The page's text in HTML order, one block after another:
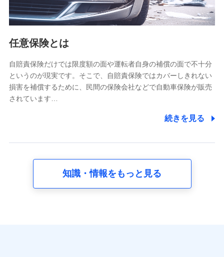
報。例として、dポイントカード番号、性別、年齢、家族
構成、住所、dポイント残高、dポイント利用履歴などが
含まれます。
当社又は株式会社NTTドコモが提供する各種サービスな
又は株式会社NTTドコモが提供する各種サービスのご契
約状態・ご利用履歴インターネット利用時の行動に関す
る情報、アプリケーション利用時の行動に関する情報、
購入されたサービスや商品の名称・購入場所・決済に関
する情報、アンケートの回答に関する情報などが含まれ
の内容、保険料、保険料のお支払方法、車のメーカーや
走行距離などの情報、建物の構造や築年数などの情報、
任意保険とは
自賠責保険だけでは限度額の面や運転者自身の補償の面で不十分
というのが現実です。そこで、自賠責保険ではカバーしきれない
損害を補償するために、民間の保険会社などで自動車保険が販売
されています…
続きを見る
知識・情報をもっと見る